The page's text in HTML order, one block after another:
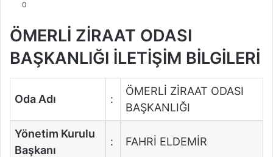
0
ÖMERLİ ZİRAAT ODASI
BAŞKANLIĞI İLETİŞİM BİLGİLERİ
Oda Adı :
ÖMERLİ ZİRAAT ODASI
BAŞKANLIĞI
Yönetim Kurulu
Başkanı
: FAHRİ ELDEMİR